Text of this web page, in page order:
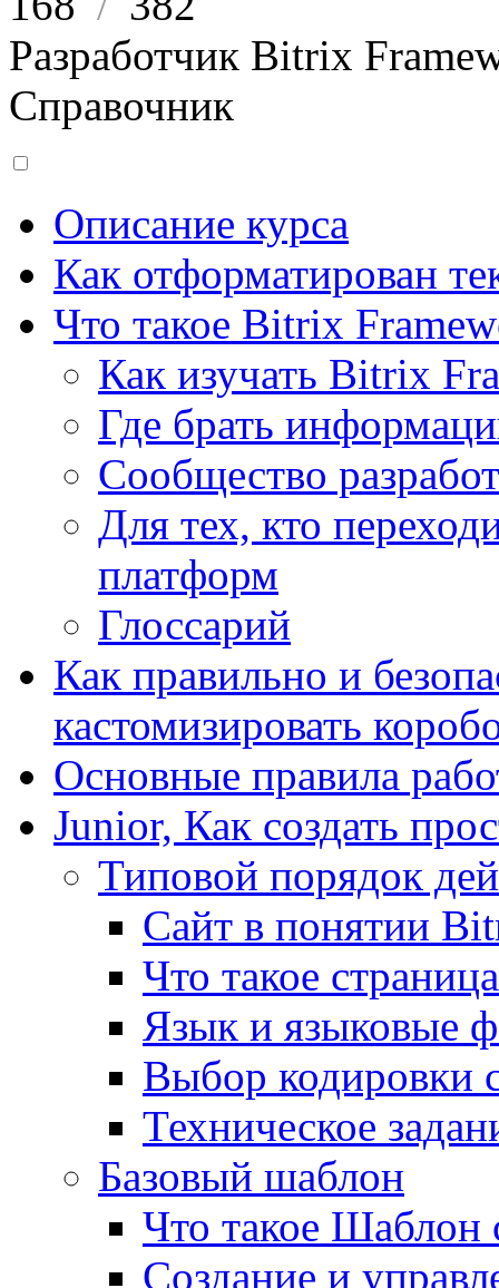
Разработчик Bitrix
Справочник
Описание курса
Как отформатирован
Что такое Bitrix
Как изучать Bitrix
Где брать
Сообщество
Для тех, кто
платформ
Глоссарий
Как правильно и
кастомизировать
Основные правила
Junior, Как создать
Типовой порядок
Сайт в понятии
Что такое страница
Язык и языковые
Выбор кодировки
Техническое
Базовый шаблон
Что такое Шаблон
Создание и